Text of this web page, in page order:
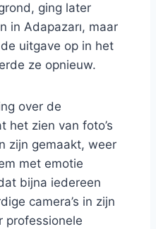
ging later
in Adapazarı, maar
uitgave op in het
ze opnieuw.
over de
het zien van foto’s
zijn gemaakt, weer
met emotie
bijna iedereen
camera’s in zijn
professionele